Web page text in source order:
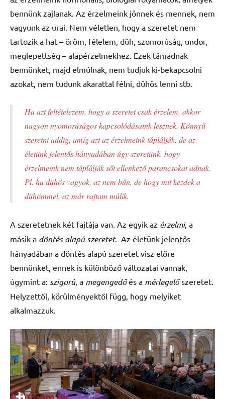
bennünk zajlanak. Az érzelmeink jönnek és mennek, nem
vagyunk az urai. Nem véletlen, hogy a szeretet nem
tartozik a hat – öröm, félelem, düh, szomorúság, undor,
meglepettség – alapérzelmekhez. Ezek támadnak
bennünket, majd elmúlnak, nem tudjuk ki-bekapcsolni
azokat, nem tudunk akarattal félni, dühös lenni stb.
Ha azt feltételezem, hogy a szeretet csak érzelem, akkor
nagyon nyomorúságos kapcsolódásaink lesznek. Könnyű
szeretni addig, amíg azt az érzelmeink táplálják, de az
életünk jelentős hányadában úgy szeretünk, hogy
érzelmeink nem táplálják sőt ellenkező parancsokat adnak.
Pl. ha dühös vagyok, az nem bűn, de hogy mit kezdek a
dühömmel, az már rajtam múlik.
A szeretetnek két fajtája van. Az egyik az érzelmi, a
másik a döntés alapú szeretet. Az életünk jelentős
hányadában a döntés alapú szeretet visz előre
bennünket, ennek is különböző változatai vannak,
úgymint a: szigorú, a megengedőés a mérlegelőszeretet.
Helyzettől, körülményektől függ, hogy melyiket
alkalmazzuk.